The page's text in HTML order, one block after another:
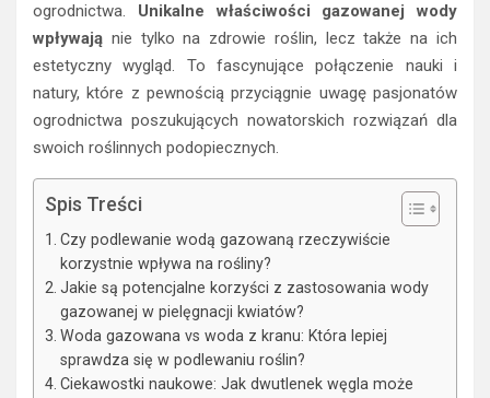
ogrodnictwa. Unikalne właściwości gazowanej wody
wpływają nie tylko na zdrowie roślin, lecz także na ich
estetyczny wygląd. To fascynujące połączenie nauki i
natury, które z pewnością przyciągnie uwagę pasjonatów
ogrodnictwa poszukujących nowatorskich rozwiązań dla
swoich roślinnych podopiecznych.
Spis Treści
Czy podlewanie wodą gazowaną rzeczywiście
korzystnie wpływa na rośliny?
Jakie są potencjalne korzyści z zastosowania wody
gazowanej w pielęgnacji kwiatów?
Woda gazowana vs woda z kranu: Która lepiej
sprawdza się w podlewaniu roślin?
Ciekawostki naukowe: Jak dwutlenek węgla może